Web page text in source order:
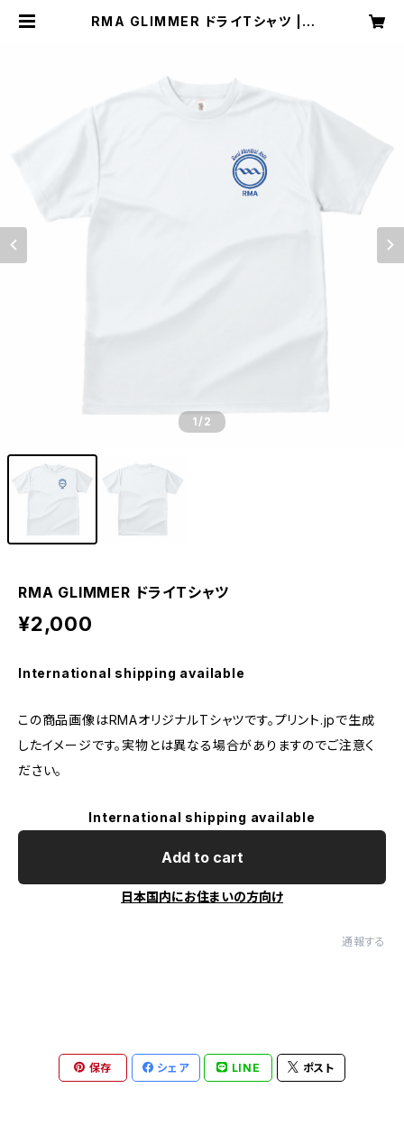
RMA GLIMMER ドライTシャツ | r
1/2
RMA GLIMMER ドライTシャツ
¥2,000
International shipping available
この商品画像はRMAオリジナルTシャツです。プリント.jpで生成
したイメージです。実物とは異なる場合がありますのでご注意く
ださい。
International shipping available
Add to cart
日本国内にお住まいの方向け
通報する
保存 シェア LINE ポスト